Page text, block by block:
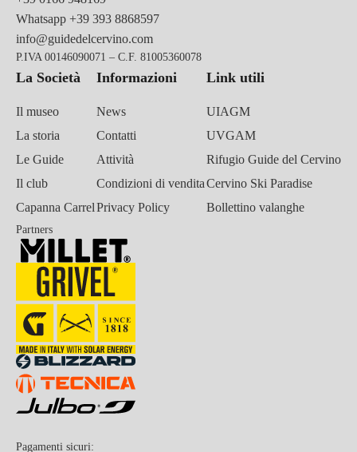
Whatsapp +39 393 8868597
info@guidedelcervino.com
P.IVA 00146090071 – C.F. 81005360078
La Società
Il museo
La storia
Le Guide
Il club
Capanna Carrel
Informazioni
News
Contatti
Attività
Condizioni di vendita
Privacy Policy
Link utili
UIAGM
UVGAM
Rifugio Guide del Cervino
Cervino Ski Paradise
Bollettino valanghe
Partners
Pagamenti sicuri: